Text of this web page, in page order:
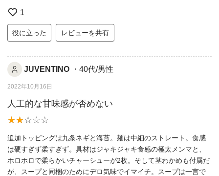
1
役に立った レビューを共有
JUVENTINO ・40代/男性
2022年10月16日
人工的な甘味感が否めない
追加トッピングは九条ネギと海苔。麺は中細のストレート。食感
は硬すぎず柔すぎず。具材はジャキジャキ食感の極太メンマと、
ホロホロで柔らかいチャーシューが2枚。そして茎わかめも付属だ
が、スープと同梱のためにデロ気味でイマイチ。スープは一言で